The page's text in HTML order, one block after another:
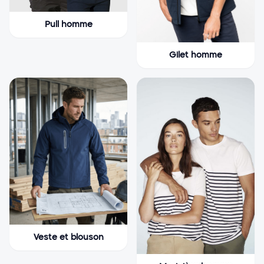
Pull homme
Gilet homme
Veste et blouson